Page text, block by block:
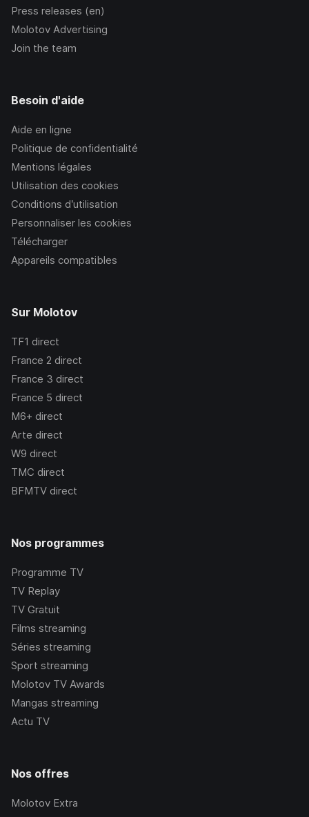
Press releases (en)
Molotov Advertising
Join the team
Besoin d'aide
Aide en ligne
Politique de confidentialité
Mentions légales
Utilisation des cookies
Conditions d’utilisation
Personnaliser les cookies
Télécharger
Appareils compatibles
Sur Molotov
TF1 direct
France 2 direct
France 3 direct
France 5 direct
M6+ direct
Arte direct
W9 direct
TMC direct
BFMTV direct
Nos programmes
Programme TV
TV Replay
TV Gratuit
Films streaming
Séries streaming
Sport streaming
Molotov TV Awards
Mangas streaming
Actu TV
Nos offres
Molotov Extra